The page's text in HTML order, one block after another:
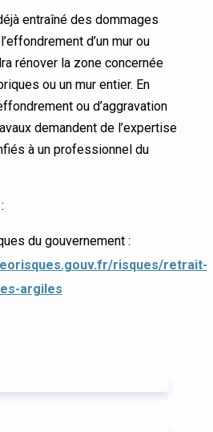
entraîné des dommages
d’un mur ou
rénover la zone concernée
ou un mur entier. En
ou d’aggravation
demandent de l’expertise
à un professionnel du
du gouvernement :
risques/retrait-
argiles